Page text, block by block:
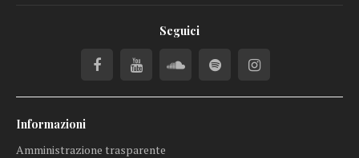
Seguici
Informazioni
Amministrazione trasparente